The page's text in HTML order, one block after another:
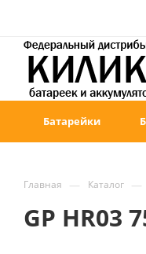
Батарейки
Главная — Каталог —
GP HR03